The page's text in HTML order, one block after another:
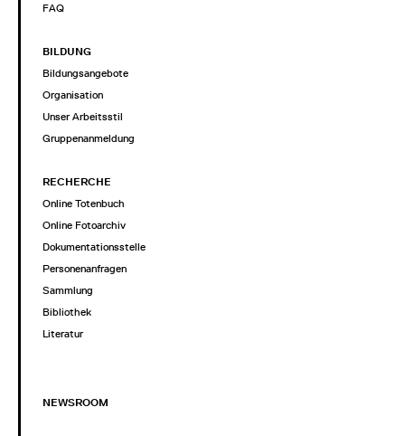
FAQ
BILDUNG
Bildungsangebote
Organisation
Unser Arbeitsstil
Gruppenanmeldung
RECHERCHE
Online Totenbuch
Online Fotoarchiv
Dokumentationsstelle
Personenanfragen
Sammlung
Bibliothek
Literatur
NEWSROOM